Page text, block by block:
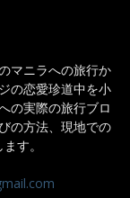
マニラへの旅行か
の恋愛珍道中を小
の実際の旅行ブロ
の方法、現地での
す。